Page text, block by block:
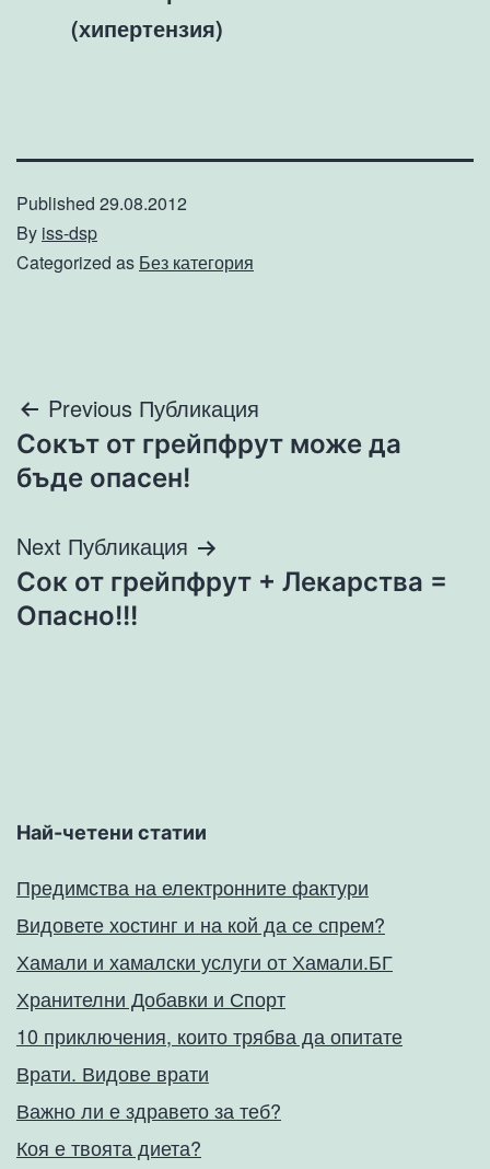
(хипертензия)
Published 29.08.2012
By iss-dsp
Categorized as Без категория
Навигация
Previous Публикация
Сокът от грейпфрут може да
бъде опасен!
Next Публикация
Сок от грейпфрут + Лекарства =
Опасно!!!
Най-четени статии
Предимства на електронните фактури
Видовете хостинг и на кой да се спрем?
Хамали и хамалски услуги от Хамали.БГ
Хранителни Добавки и Спорт
10 приключения, които трябва да опитате
Врати. Видове врати
Важно ли е здравето за теб?
Коя е твоята диета?